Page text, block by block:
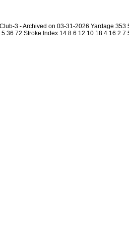
3 - Archived on 03-31-2026 Yardage
36 72 Stroke Index 14 8 6 12 10 18 4 16 2 7